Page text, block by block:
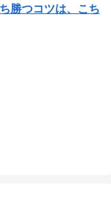
勝つコツは、こち